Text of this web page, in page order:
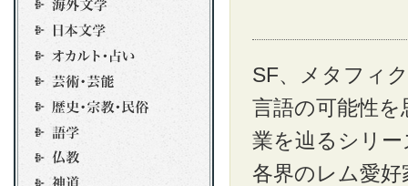
SF、メタフィ
言語の可能性
業を辿るシリ
各界のレム愛